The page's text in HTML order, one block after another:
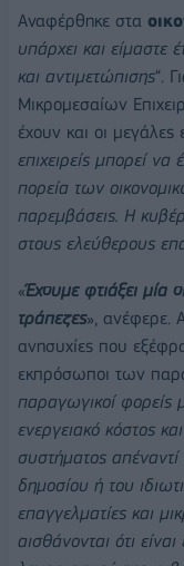
Αναφέρθηκε στα
υπάρχει και είμαστε
και αντιμετώπισης“.
Μικρομεσαίων
έχουν και οι μεγάλες
επιχειρείς μπορεί να
πορεία των
παρεμβάσεις. Η
στους ελεύθερους
«Έχουμε φτιάξει μία
τράπεζες», ανέφερε.
ανησυχίες που
εκπρόσωποι των
παραγωγικοί φορείς
ενεργειακό κόστος
συστήματος απέναντί
δημοσίου ή του
επαγγελματίες και
αισθάνονται ότι